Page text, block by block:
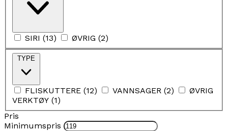
SIRI (13) ØVRIG (2)
TYPE
FLISKUTTERE (12) VANNSAGER (2)
ØVRIG
VERKTØY (1)
Pris
Minimumspris